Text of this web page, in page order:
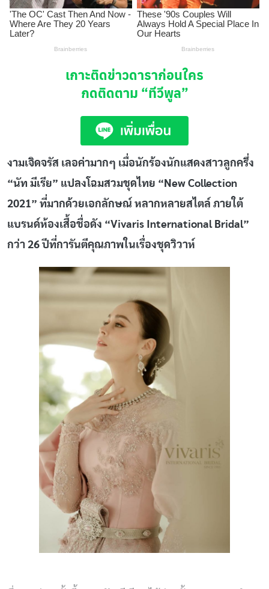
เกาะติดข่าวดาราก่อนใคร
กดติดตาม “ทีวีพูล”
งามเจิดจรัส เลอค่ามากๆ เมื่อนักร้องนักแสดงสาวลูกครึ่ง
“นัท มีเรีย” แปลงโฉมสวมชุดไทย “New Collection
2021” ที่มากด้วยเอกลักษณ์ หลากหลายสไตล์ ภายใต้
แบรนด์ห้องเสื้อชื่อดัง “Vivaris International Bridal”
กว่า 26 ปีที่การันตีคุณภาพในเรื่องชุดวิวาห์